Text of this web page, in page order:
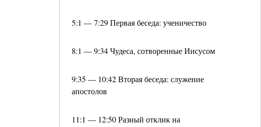
5:1 — 7:29 Первая беседа: ученичество
8:1 — 9:34 Чудеса, сотворенные Иисусом
9:35 — 10:42 Вторая беседа: служение
апостолов
11:1 — 12:50 Разный отклик на